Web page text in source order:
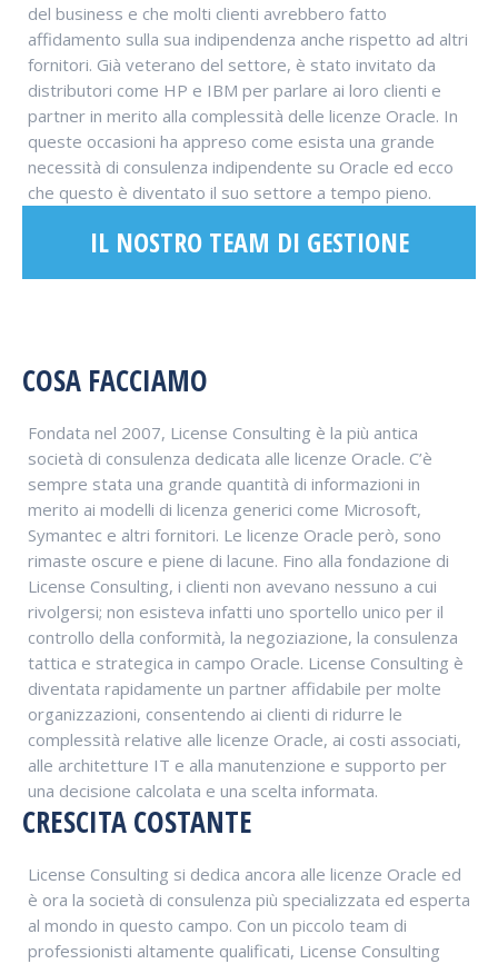
del business e che molti clienti avrebbero fatto
affidamento sulla sua indipendenza anche rispetto ad altri
fornitori. Già veterano del settore, è stato invitato da
distributori come HP e IBM per parlare ai loro clienti e
partner in merito alla complessità delle licenze Oracle. In
queste occasioni ha appreso come esista una grande
necessità di consulenza indipendente su Oracle ed ecco
che questo è diventato il suo settore a tempo pieno.
IL NOSTRO TEAM DI GESTIONE
COSA FACCIAMO
Fondata nel 2007, License Consulting è la più antica
società di consulenza dedicata alle licenze Oracle. C’è
sempre stata una grande quantità di informazioni in
merito ai modelli di licenza generici come Microsoft,
Symantec e altri fornitori. Le licenze Oracle però, sono
rimaste oscure e piene di lacune. Fino alla fondazione di
License Consulting, i clienti non avevano nessuno a cui
rivolgersi; non esisteva infatti uno sportello unico per il
controllo della conformità, la negoziazione, la consulenza
tattica e strategica in campo Oracle. License Consulting è
diventata rapidamente un partner affidabile per molte
organizzazioni, consentendo ai clienti di ridurre le
complessità relative alle licenze Oracle, ai costi associati,
alle architetture IT e alla manutenzione e supporto per
una decisione calcolata e una scelta informata.
CRESCITA COSTANTE
License Consulting si dedica ancora alle licenze Oracle ed
è ora la società di consulenza più specializzata ed esperta
al mondo in questo campo. Con un piccolo team di
professionisti altamente qualificati, License Consulting